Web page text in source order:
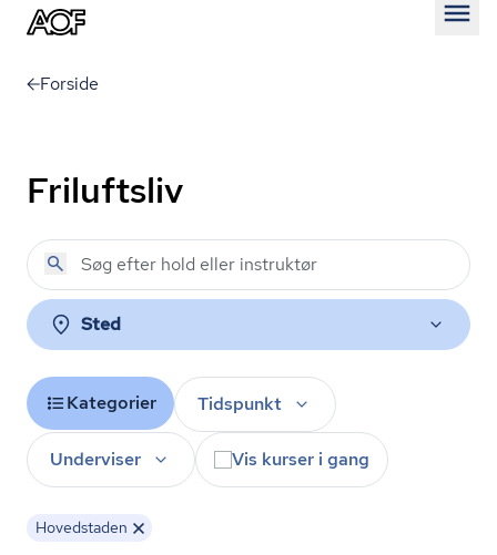
Forside
Friluftsliv
Sted
Kategorier Tidspunkt
Underviser Vis kurser i gang
Hovedstaden